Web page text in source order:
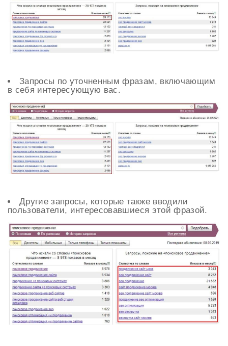
Запросы по уточненным фразам, включающим
в себя интересующую вас.
Другие запросы, которые также вводили
пользователи, интересовавшиеся этой фразой.